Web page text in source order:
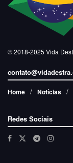
© 2018-2025 Vida
Home Notícias
Redes Sociais